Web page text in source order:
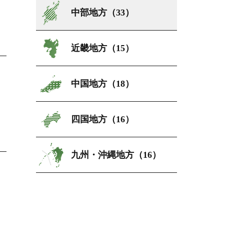
中部地方（33）
近畿地方（15）
中国地方（18）
四国地方（16）
九州・沖縄地方（16）